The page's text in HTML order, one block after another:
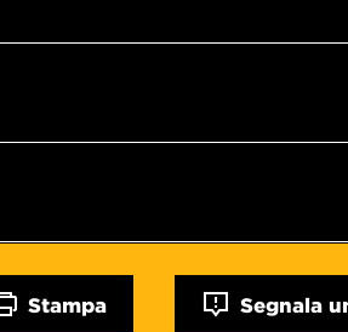
Stampa Segnala